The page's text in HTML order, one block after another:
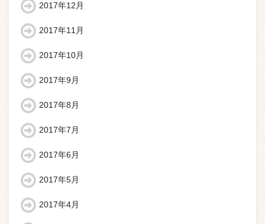
2017年12月
2017年11月
2017年10月
2017年9月
2017年8月
2017年7月
2017年6月
2017年5月
2017年4月